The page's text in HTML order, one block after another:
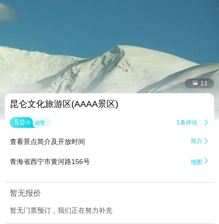
 13
昆仑文化旅游区(AAAA景区)
5.0 分 超赞 1条评论 
查看景点简介及开放时间 简介 
青海省西宁市黄河路156号 地图 
暂无报价
暂无门票预订，我们正在努力补充
